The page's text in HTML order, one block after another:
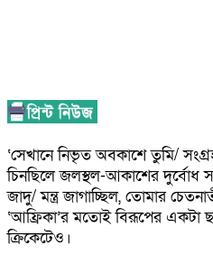
‘সেখানে নিভৃত অবকাশে তুমি/
চিনছিলে জলস্থল-আকাশের দুর্বোধ
জাদু/ মন্ত্র জাগাচ্ছিল, তোমার
‘আফ্রিকা’র মতোই বিরূপের একটা
ক্রিকেটেও।